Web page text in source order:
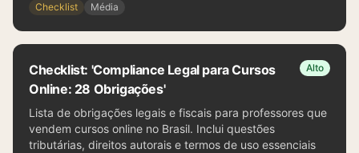
Checklist Média
Checklist: 'Compliance Legal para Cursos
Online: 28 Obrigações'
Alto
Lista de obrigações legais e fiscais para professores que
vendem cursos online no Brasil. Inclui questões
tributárias, direitos autorais e termos de uso essenciais